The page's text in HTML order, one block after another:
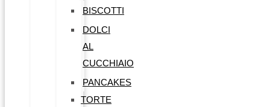
BISCOTTI
DOLCI
AL
CUCCHIAIO
PANCAKES
TORTE